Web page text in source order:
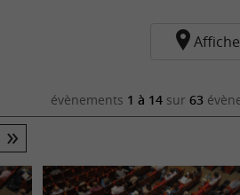
évènements 1 à 14 sur 63